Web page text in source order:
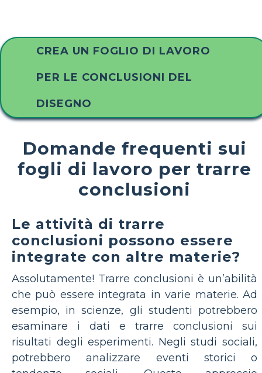
CREA UN FOGLIO DI LAVORO
PER LE CONCLUSIONI DEL
DISEGNO
Domande frequenti sui
fogli di lavoro per trarre
conclusioni
Le attività di trarre
conclusioni possono essere
integrate con altre materie?
Assolutamente! Trarre conclusioni è un’abilità
che può essere integrata in varie materie. Ad
esempio, in scienze, gli studenti potrebbero
esaminare i dati e trarre conclusioni sui
risultati degli esperimenti. Negli studi sociali,
potrebbero analizzare eventi storici o